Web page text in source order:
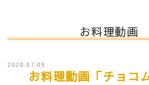
お料理動画
2020.07.09
お料理動画「チョコ